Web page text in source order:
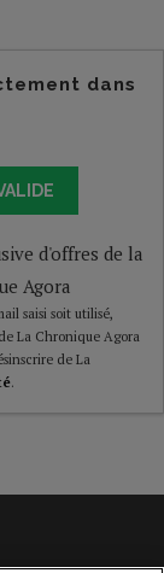
dans
d'offres de la
Agora
saisi soit utilisé,
La Chronique Agora
de La
.